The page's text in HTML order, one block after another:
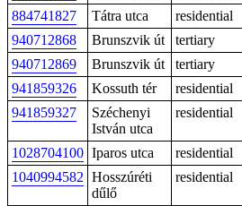
884741827
Tátra utca residential
940712868
Brunszvik út tertiary
940712869
Brunszvik út tertiary
941859326
Kossuth tér residential
941859327
Széchenyi
István utca
residential
1028704100 Iparos utca residential
1040994582 Hosszúréti
dűlő
residential